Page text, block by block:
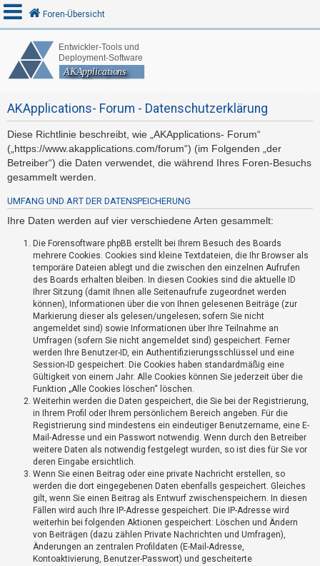
A
m
e
d
e
n
Foren-Übersicht
AKApplications- Forum - Datenschutzerklärung
Diese Richtlinie beschreibt, wie „AKApplications- Forum“
(„https://www.akapplications.com/forum“) (im Folgenden „der
Betreiber“) die Daten verwendet, die während Ihres Foren-Besuchs
gesammelt werden.
UMFANG UND ART DER DATENSPEICHERUNG
Ihre Daten werden auf vier verschiedene Arten gesammelt:
Die Forensoftware phpBB erstellt bei Ihrem Besuch des Boards
mehrere Cookies. Cookies sind kleine Textdateien, die Ihr Browser als
temporäre Dateien ablegt und die zwischen den einzelnen Aufrufen
des Boards erhalten bleiben. In diesen Cookies sind die aktuelle ID
Ihrer Sitzung (damit Ihnen alle Seitenaufrufe zugeordnet werden
können), Informationen über die von Ihnen gelesenen Beiträge (zur
Markierung dieser als gelesen/ungelesen; sofern Sie nicht
angemeldet sind) sowie Informationen über Ihre Teilnahme an
Umfragen (sofern Sie nicht angemeldet sind) gespeichert. Ferner
werden Ihre Benutzer-ID, ein Authentifizierungsschlüssel und eine
Session-ID gespeichert. Die Cookies haben standardmäßig eine
Gültigkeit von einem Jahr. Alle Cookies können Sie jederzeit über die
Funktion „Alle Cookies löschen“ löschen.
Weiterhin werden die Daten gespeichert, die Sie bei der Registrierung,
in Ihrem Profil oder Ihrem persönlichem Bereich angeben. Für die
Registrierung sind mindestens ein eindeutiger Benutzername, eine E-
Mail-Adresse und ein Passwort notwendig. Wenn durch den Betreiber
weitere Daten als notwendig festgelegt wurden, so ist dies für Sie vor
deren Eingabe ersichtlich.
Wenn Sie einen Beitrag oder eine private Nachricht erstellen, so
werden die dort eingegebenen Daten ebenfalls gespeichert. Gleiches
gilt, wenn Sie einen Beitrag als Entwurf zwischenspeichern. In diesen
Fällen wird auch Ihre IP-Adresse gespeichert. Die IP-Adresse wird
weiterhin bei folgenden Aktionen gespeichert: Löschen und Ändern
von Beiträgen (dazu zählen Private Nachrichten und Umfragen),
Änderungen an zentralen Profildaten (E-Mail-Adresse,
Kontoaktivierung, Benutzer-Passwort) und gescheiterte